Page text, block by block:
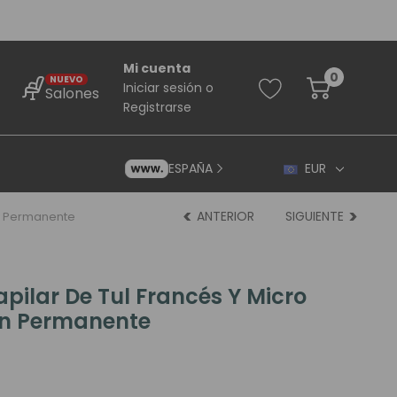
NUEVO
Salones
Mi cuenta
Iniciar sesión o
Registrarse
0
ESPAÑA EUR
Permanente ANTERIOR SIGUIENTE
De Tul Francés Y Micro
Permanente